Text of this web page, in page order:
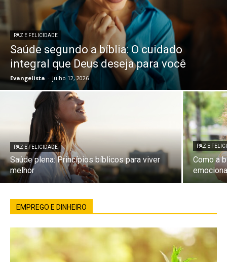
PAZ E FELICIDADE
Saúde segundo a bíblia: O cuidado
integral que Deus deseja para você
Evangelista - julho 12, 2026
PAZ E FELICIDADE
Saúde plena: Princípios bíblicos para viver
melhor
PAZ E
Como a
EMPREGO E DINHEIRO